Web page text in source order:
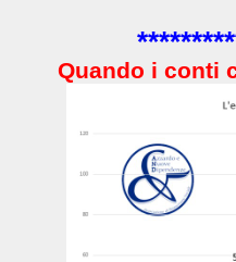
Quando i conti